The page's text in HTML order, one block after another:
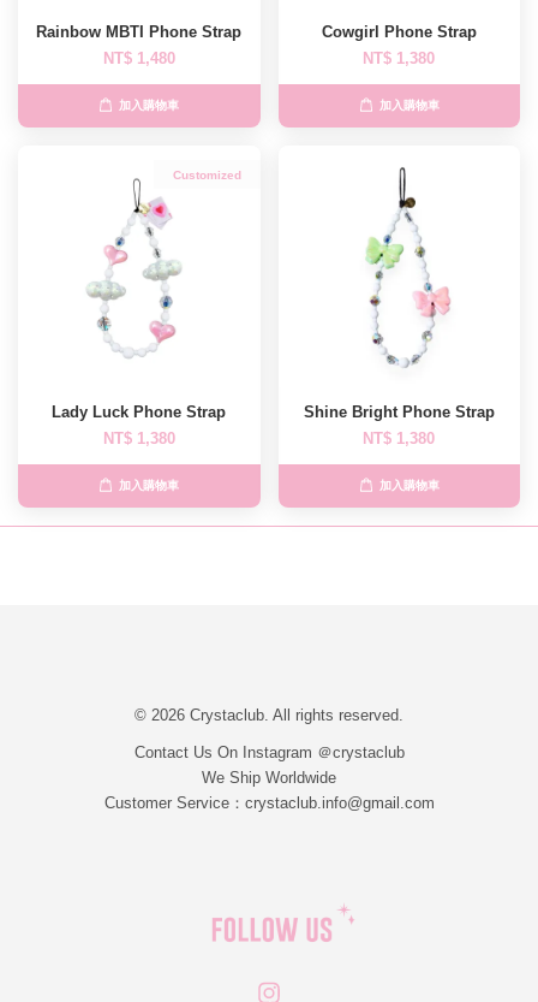
Rainbow MBTI Phone Strap
NT$ 1,480
加入購物車
Cowgirl Phone Strap
NT$ 1,380
加入購物車
Customized
Lady Luck Phone Strap
NT$ 1,380
加入購物車
Shine Bright Phone Strap
NT$ 1,380
加入購物車
© 2026 Crystaclub. All rights reserved.
Contact Us On Instagram ＠crystaclub
We Ship Worldwide
Customer Service：crystaclub.info@gmail.com